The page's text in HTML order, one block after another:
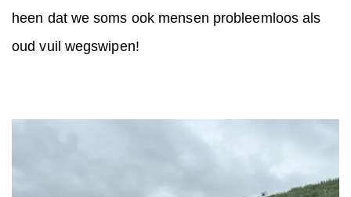
heen dat we soms ook mensen probleemloos als
oud vuil wegswipen!